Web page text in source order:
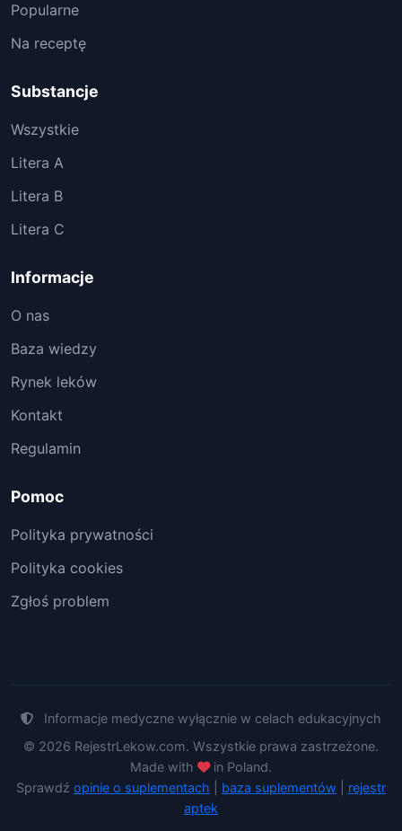
Popularne
Na receptę
Substancje
Wszystkie
Litera A
Litera B
Litera C
Informacje
O nas
Baza wiedzy
Rynek leków
Kontakt
Regulamin
Pomoc
Polityka prywatności
Polityka cookies
Zgłoś problem
Informacje medyczne wyłącznie w celach edukacyjnych
© 2026 RejestrLekow.com. Wszystkie prawa zastrzeżone.
Made with
in Poland.
Sprawdź opinie o suplementach baza suplementów
rejestr
aptek